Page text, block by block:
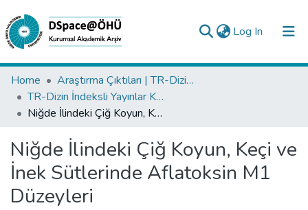
Log In (current)
Collections
All of DSpace
Analyze
Request/Question
Home
Araştırma Çıktıları | TR-Dizin | WoS | Scopus | PubMed
TR-Dizin İndeksli Yayınlar Koleksiyonu
Niğde İlindeki Çiğ Koyun, Keçi ve İnek Sütlerinde Aflatoksin M1 Düzeyleri
Niğde İlindeki Çiğ Koyun, Keçi ve
İnek Sütlerinde Aflatoksin M1
Düzeyleri